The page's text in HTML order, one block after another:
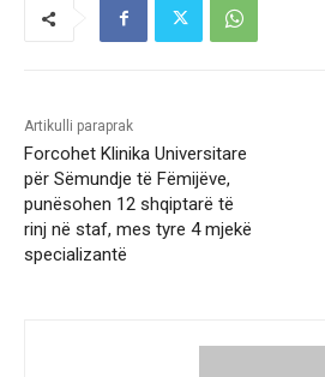
Artikulli paraprak
Forcohet Klinika Universitare
për Sëmundje të Fëmijëve,
punësohen 12 shqiptarë të
rinj në staf, mes tyre 4 mjekë
specializantë